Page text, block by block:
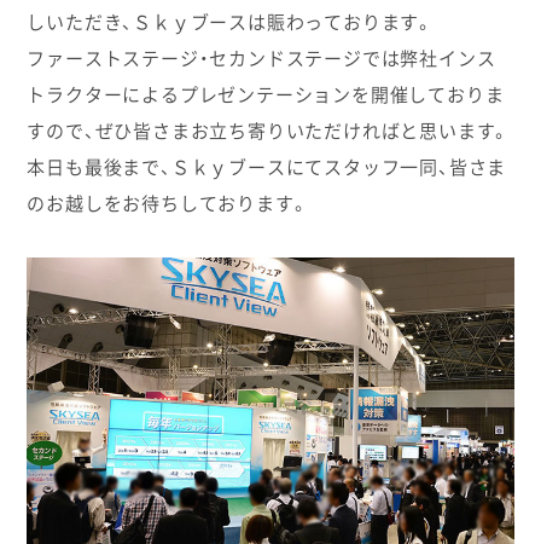
しいただき、Ｓｋｙブースは賑わっております。
ファーストステージ・セカンドステージでは弊社インス
トラクターによるプレゼンテーションを開催しておりま
すので、ぜひ皆さまお立ち寄りいただければと思います。
本日も最後まで、Ｓｋｙブースにてスタッフ一同、皆さま
のお越しをお待ちしております。